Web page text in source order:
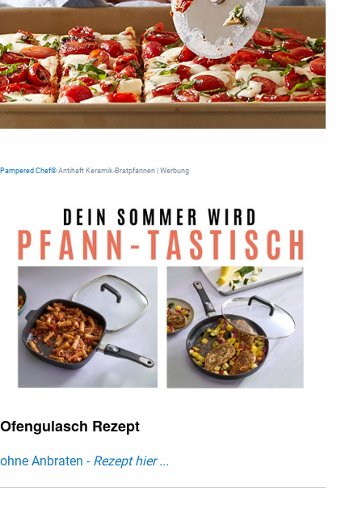
Pampered Chef® Antihaft Keramik-Bratpfannen | Werbung
Ofengulasch Rezept
ohne Anbraten - Rezept hier ...